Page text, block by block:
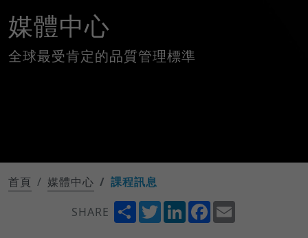
媒體中心
全球最受肯定的品質管理標準
首頁 媒體中心
課程訊息
SHARE
ShareTwitterLinkedInFacebook